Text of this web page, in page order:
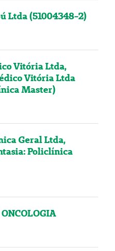
Ltda (51004348-2)
Vitória Ltda,
Vitória Ltda
Master)
Geral Ltda,
Policlínica